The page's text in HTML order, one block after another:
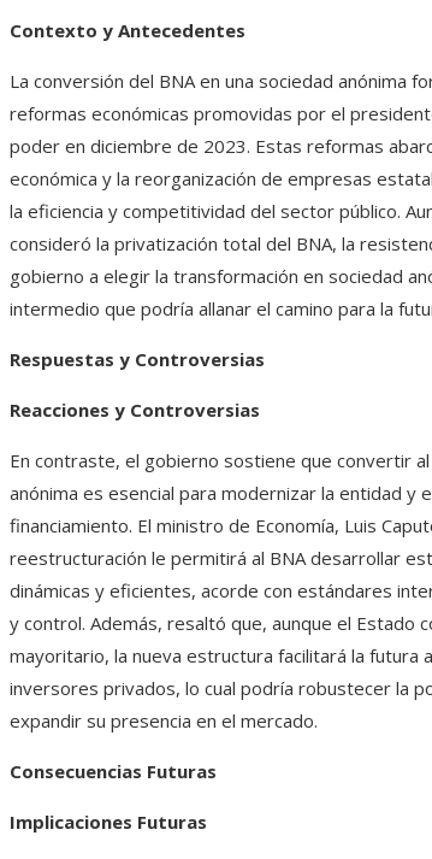
Contexto y Antecedentes
La conversión del BNA en una sociedad anónima
reformas económicas promovidas por el
poder en diciembre de 2023. Estas reformas
económica y la reorganización de empresas
la eficiencia y competitividad del sector público.
consideró la privatización total del BNA, la
gobierno a elegir la transformación en sociedad
intermedio que podría allanar el camino para la
Respuestas y Controversias
Reacciones y Controversias
En contraste, el gobierno sostiene que convertir
anónima es esencial para modernizar la entidad y
financiamiento. El ministro de Economía, Luis
reestructuración le permitirá al BNA desarrollar
dinámicas y eficientes, acorde con estándares
y control. Además, resaltó que, aunque el Estado
mayoritario, la nueva estructura facilitará la futura
inversores privados, lo cual podría robustecer la
expandir su presencia en el mercado.
Consecuencias Futuras
Implicaciones Futuras